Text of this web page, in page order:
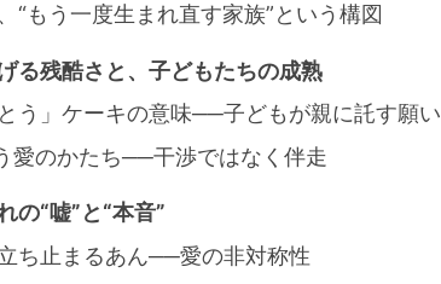
“もう一度生まれ直す家族”という構図
る残酷さと、子どもたちの成熟
う」ケーキの意味──子どもが親に託す願い
愛のかたち──干渉ではなく伴走
の“嘘”と“本音”
ち止まるあん──愛の非対称性